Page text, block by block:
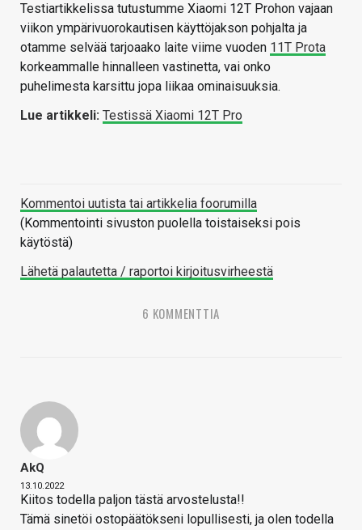
Testiartikkelissa tutustumme Xiaomi 12T Prohon vajaan
viikon ympärivuorokautisen käyttöjakson pohjalta ja
otamme selvää tarjoaako laite viime vuoden 11T Prota
korkeammalle hinnalleen vastinetta, vai onko
puhelimesta karsittu jopa liikaa ominaisuuksia.
Lue artikkeli: Testissä Xiaomi 12T Pro
Kommentoi uutista tai artikkelia foorumilla
(Kommentointi sivuston puolella toistaiseksi pois
käytöstä)
Lähetä palautetta / raportoi kirjoitusvirheestä
6 KOMMENTTIA
AkQ
13.10.2022
Kiitos todella paljon tästä arvostelusta!!
Tämä sinetöi ostopäätökseni lopullisesti, ja olen todella